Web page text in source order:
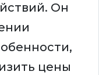
Он
цены